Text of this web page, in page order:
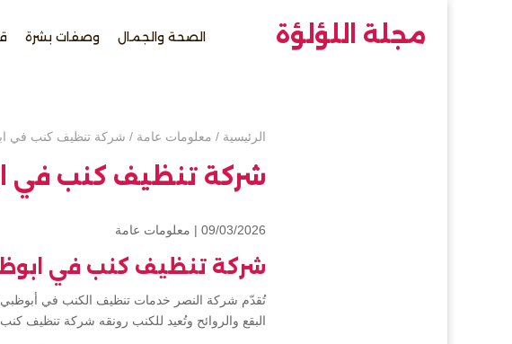
مجلة اللؤلؤة الصحة والجمال وصفات بشرة
الرئيسية / معلومات عامة / شركة تنظيف كنب في
شركة تنظيف كنب في
09/03/2026 | معلومات عامة
شركة تنظيف كنب في
تُقدّم شركة النصر خدمات تنظيف الكنب في أبوظبي
البقع والروائح وتُعيد للكنب رونقه شركة تنظيف